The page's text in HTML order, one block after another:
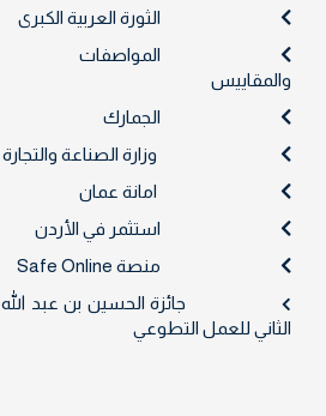
الثورة العربية الكبرى
المواصفات
والمقاييس
الجمارك
وزارة الصناعة والتجارة
امانة عمان
استثمر في الأردن
منصة Safe Online
جائزة الحسين بن عبد الله
الثاني للعمل التطوعي